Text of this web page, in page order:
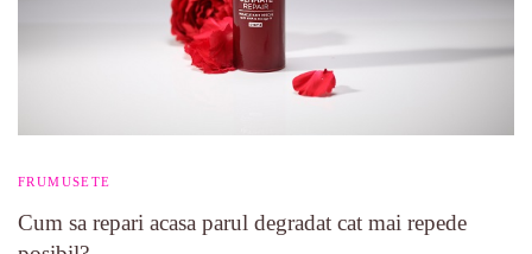
FRUMUSETE
Cum sa repari acasa parul degradat cat mai repede